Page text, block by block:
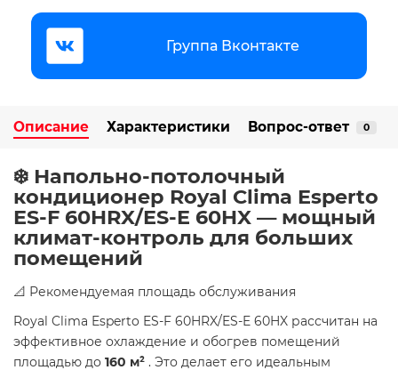
Группа Вконтакте
Описание Характеристики Вопрос-ответ 0
❄️ Напольно-потолочный
кондиционер Royal Clima Esperto
ES-F 60HRX/ES-E 60HX — мощный
климат-контроль для больших
помещений
📐 Рекомендуемая площадь обслуживания
Royal Clima Esperto ES-F 60HRX/ES-E 60HX рассчитан на
эффективное охлаждение и обогрев помещений
площадью до 160 м² . Это делает его идеальным